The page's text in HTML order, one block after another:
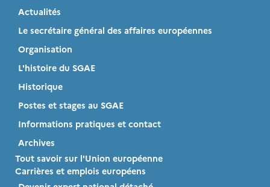
Actualités
Le secrétaire général des affaires européennes
Organisation
L'histoire du SGAE
Historique
Postes et stages au SGAE
Informations pratiques et contact
Archives
Tout savoir sur l'Union européenne
Carrières et emplois européens